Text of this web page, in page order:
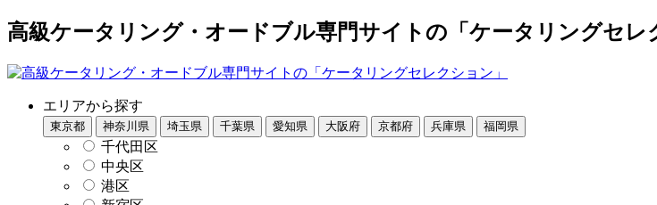
高級ケータリング・オードブル専門サイトの「ケータリングセレ
エリアから探す
東京都 神奈川県 埼玉県 千葉県 愛知県 大阪府 京都府 兵庫県 福岡県
千代田区
中央区
港区